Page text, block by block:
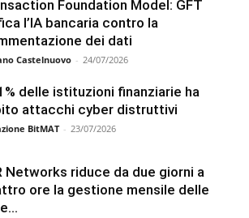
Foundation Model: GFT
l’IA bancaria contro la
dei dati
Castelnuovo - 24/07/2026
delle istituzioni finanziarie ha
attacchi cyber distruttivi
BitMAT - 23/07/2026
Networks riduce da due giorni a
ore la gestione mensile delle